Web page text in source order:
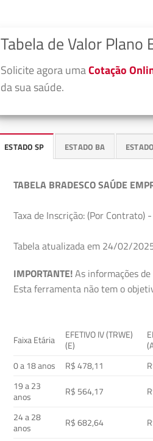
Tabela de Valor Plano
Solicite agora umaCotação
da sua saúde.
ESTADO SP ESTADO BA
TABELA BRADESCO SAÚDE
Taxa de Inscrição: (Por
Tabela atualizada em 24/02/
IMPORTANTE!As informações
Esta ferramenta não tem o
Faixa Etária
EFETIVO IV (TRWE)
(E)
0 a 18 anos
R$ 478,11
19 a 23
anos
R$ 564,17
24 a 28
anos
R$ 682,64